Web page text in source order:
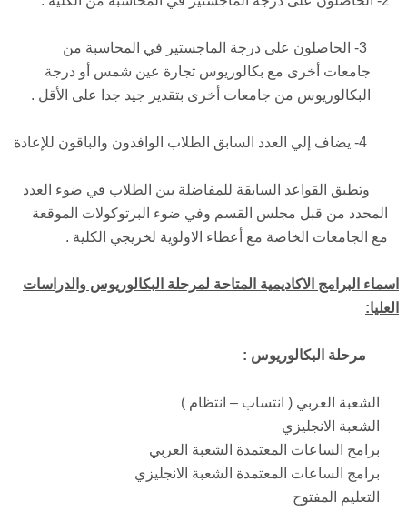
3- الحاصلون على درجة الماجستير في المحاسبة من
جامعات أخرى مع بكالوريوس تجارة عين شمس أو درجة
البكالوريوس من جامعات أخرى بتقدير جيد جدا على الأقل .
وتطبق القواعد السابقة للمفاضلة بين الطلاب في ضوء العدد
المحدد من قبل مجلس القسم وفي ضوء البرتوكولات الموقعة
مع الجامعات الخاصة مع أعطاء الاولوية لخريجي الكلية .
اسماء البرامج الاكاديمية المتاحة لمرحلة البكالوريوس والدراسات
العليا:
مرحلة البكالوريوس :
الشعبة العربي ( انتساب – انتظام )
الشعبة الانجليزي
برامح الساعات المعتمدة الشعبة العربي
برامج الساعات المعتمدة الشعبة الانجليزي
التعليم المفتوح